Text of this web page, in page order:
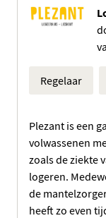
Regelaar
Plezant is een
volwassenen
zoals de ziekte
logeren.
de
heeft zo even